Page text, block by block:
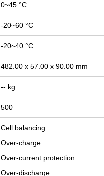
0~45 °C
-20~60 °C
-20~40 °C
482.00 x 57.00 x 90.00 mm
-- kg
500
Cell balancing
Over-charge
Over-current protection
Over-discharge